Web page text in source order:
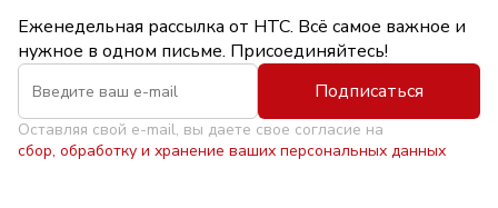
Еженедельная рассылка от НТС. Всё самое важное и
нужное в одном письме. Присоединяйтесь!
Подписаться
Оставляя свой e-mail, вы даете свое согласие на
сбор, обработку и хранение ваших персональных данных